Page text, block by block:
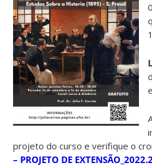
projeto do curso e verifique o
– PROJETO DE